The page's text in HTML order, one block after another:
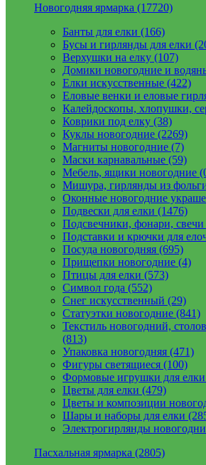
Новогодняя ярмарка (17720)
Банты для елки (166)
Бусы и гирлянды для елки
Верхушки на елку (107)
Домики новогодние и
Елки искусственные (422)
Еловые венки и еловые
Калейдоскопы, хлопушки,
Коврики под елку (38)
Куклы новогодние (2269)
Магниты новогодние (7)
Маски карнавальные (59)
Мебель, ящики новогодние
Мишура, гирлянды из
Оконные новогодние
Подвески для елки (1476)
Подсвечники, фонари,
Подставки и крючки для
Посуда новогодняя (695)
Прищепки новогодние (4)
Птицы для елки (573)
Символ года (552)
Снег искусственный (29)
Статуэтки новогодние (841)
Текстиль новогодний,
(813)
Упаковка новогодняя (471)
Фигуры светящиеся (100)
Формовые игрушки для
Цветы для елки (479)
Цветы и композиции
Шары и наборы для елки
Электрогирлянды
Пасхальная ярмарка (2805)